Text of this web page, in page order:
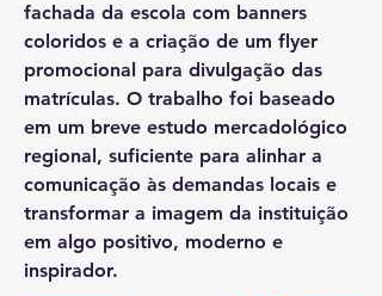
fachada da escola com banners
coloridos e a criação de um flyer
promocional para divulgação das
matrículas. O trabalho foi baseado
em um breve estudo mercadológico
regional, suficiente para alinhar a
comunicação às demandas locais e
transformar a imagem da instituição
em algo positivo, moderno e
inspirador.